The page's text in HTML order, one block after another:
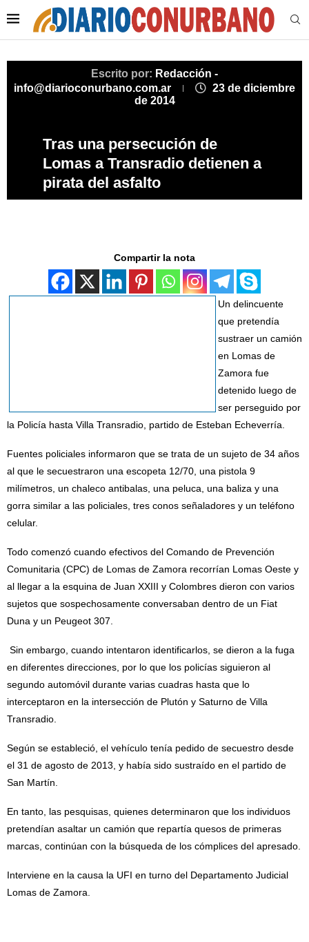
Escrito por: Redacción -
info@diarioconurbano.com.ar
23 de diciembre
de 2014
Tras una persecución de
Lomas a Transradio detienen a
pirata del asfalto
Compartir la nota
Un delincuente
que pretendía
sustraer un camión
en Lomas de
Zamora fue
detenido luego de
ser perseguido por
la Policía hasta Villa Transradio, partido de Esteban Echeverría.
Fuentes policiales informaron que se trata de un sujeto de 34 años
al que le secuestraron una escopeta 12/70, una pistola 9
milímetros, un chaleco antibalas, una peluca, una baliza y una
gorra similar a las policiales, tres conos señaladores y un teléfono
celular.
Todo comenzó cuando efectivos del Comando de Prevención
Comunitaria (CPC) de Lomas de Zamora recorrían Lomas Oeste y
al llegar a la esquina de Juan XXIII y Colombres dieron con varios
sujetos que sospechosamente conversaban dentro de un Fiat
Duna y un Peugeot 307.
Sin embargo, cuando intentaron identificarlos, se dieron a la fuga
en diferentes direcciones, por lo que los policías siguieron al
segundo automóvil durante varias cuadras hasta que lo
interceptaron en la intersección de Plutón y Saturno de Villa
Transradio.
Según se estableció, el vehículo tenía pedido de secuestro desde
el 31 de agosto de 2013, y había sido sustraído en el partido de
San Martín.
En tanto, las pesquisas, quienes determinaron que los individuos
pretendían asaltar un camión que repartía quesos de primeras
marcas, continúan con la búsqueda de los cómplices del apresado.
Interviene en la causa la UFI en turno del Departamento Judicial
Lomas de Zamora.